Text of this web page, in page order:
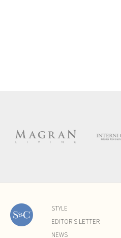
STYLE
EDITOR'S LETTER
NEWS